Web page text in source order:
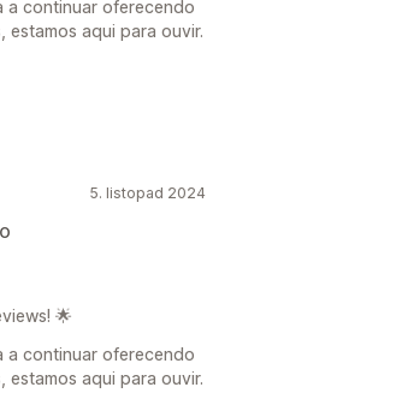
a continuar oferecendo
estamos aqui para ouvir.
5. listopad 2024
🌟
a continuar oferecendo
estamos aqui para ouvir.